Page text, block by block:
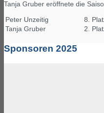
Tanja Gruber eröffnete die
Peter Unzeitig 8.
Tanja Gruber
2.
Sponsoren 2025